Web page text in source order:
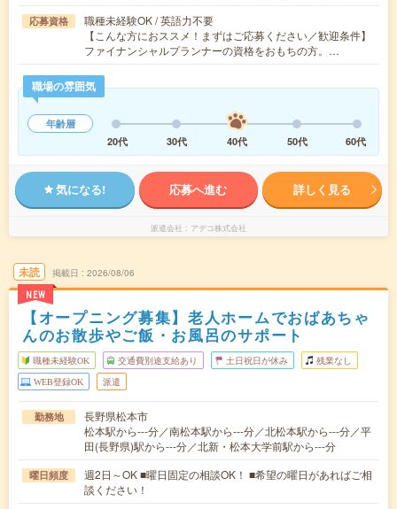
応募資格
職種未経験OK / 英語力不要
【こんな方におススメ！まずはご応募ください／歓迎条件】
ファイナンシャルプランナーの資格をおもちの方。…
職場の雰囲気
年齢層
20代
30代 40代 50代 60代
気になる! 応募へ進む 詳しく見る
派遣会社 アデコ株式会社
未読
NEW
掲載日 2026/08/06
【オープニング募集】老人ホームでおばあちゃ
んのお散歩やご飯・お風呂のサポート
職種未経験OK 交通費別途支給あり 土日祝日が休み 残業なし
WEB登録OK 派遣
勤務地
長野県松本市
松本駅から---分／南松本駅から---分／北松本駅から---分／平
田(長野県)駅から---分／北新・松本大学前駅から---分
曜日頻度
週2日～OK ■曜日固定の相談OK！ ■希望の曜日があればご相
談ください！